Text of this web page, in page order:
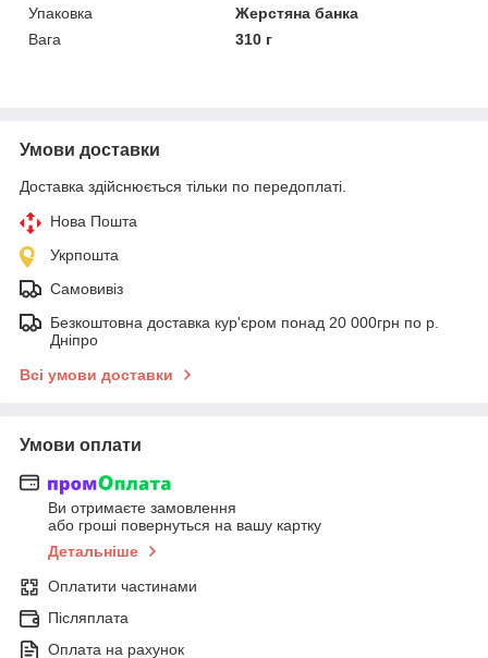
Упаковка
Жерстяна банка
Вага
310 г
Умови доставки
Доставка здійснюється тільки по передоплаті.
Нова Пошта
Укрпошта
Самовивіз
Безкоштовна доставка кур'єром понад 20 000грн по р.
Дніпро
Всі умови доставки
Умови оплати
Ви отримаєте замовлення
або гроші повернуться на вашу картку
Детальніше
Оплатити частинами
Післяплата
Оплата на рахунок